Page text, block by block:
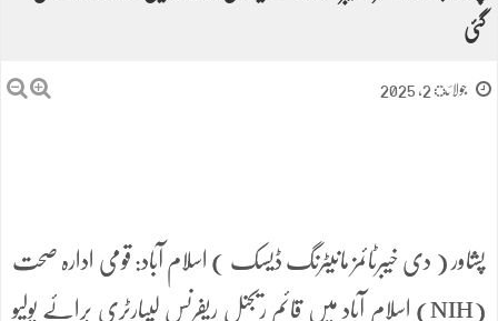
گئی
جولائ 2, 2025
پشاور ( دی خیبرٹائمز مانیٹرنگ ڈیسک ) اسلام آباد: قومی ادارہ صحت
(NIH) اسلام آباد میں قائم ریجنل ریفرنس لیبارٹری برائے پولیو